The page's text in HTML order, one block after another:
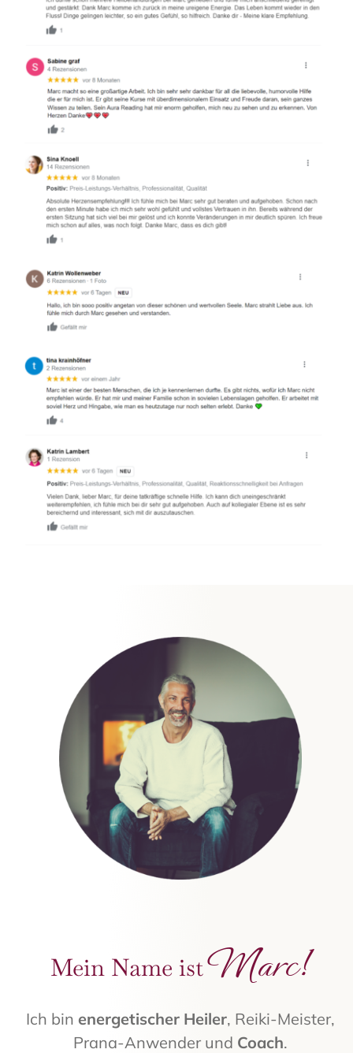
Mein Name ist Marc!
Ich bin energetischer Heiler, Reiki-Meister,
Prana-Anwender und Coach.